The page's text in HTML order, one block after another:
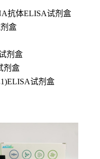
抗体ELISA试剂盒
盒
剂盒
剂盒
试剂盒